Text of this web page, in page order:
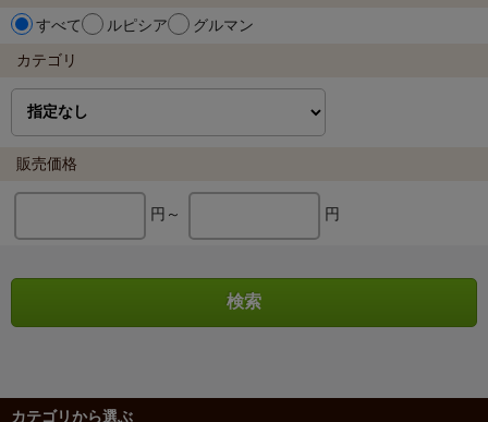
すべて
ルピシア グルマン
カテゴリ
販売価格
円～ 円
カテゴリから選ぶ